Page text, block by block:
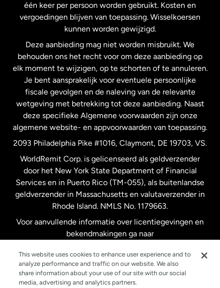
Nederland
Nieuw-Zeeland
Spanje
Verenigd Koninkrijk
Verenigde Staten English
Verenigde Staten Español
Zweden
één keer per persoon worden gebruikt. Kosten en
vergoedingen blijven van toepassing. Wisselkoersen
kunnen worden gewijzigd.
Deze aanbieding mag niet worden misbruikt. We
behouden ons het recht voor om deze aanbieding op
elk moment te wijzigen, op te schorten of te annuleren.
Je bent aansprakelijk voor eventuele persoonlijke
fiscale gevolgen en de naleving van de relevante
wetgeving met betrekking tot deze aanbieding. Naast
deze specifieke Algemene voorwaarden zijn onze
algemene website- en appvoorwaarden van toepassing.
2093 Philadelphia Pike #1016, Claymont, DE 19703, VS.
WorldRemit Corp. is gelicenseerd als geldverzender
door het New York State Department of Financial
Services en in Puerto Rico (TM-055), als buitenlandse
geldverzender in Massachusetts en valutaverzender in
Rhode Island. NMLS No. 1179663.
Voor aanvullende informatie over licentiegevingen en
bekendmakingen ga naar
This website uses cookies to enhance user experience and to
analyze performance and traffic on our website. We also
share information about your use of our site with our social
media, advertising and analytics partners.